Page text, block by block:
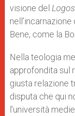
visione del Logos
Bene, come la
Nella teologia
approfondita sul
giusta relazione
disputa che qui
l’università